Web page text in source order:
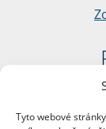
Tyto webové